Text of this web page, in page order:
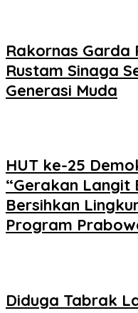
Rakornas Garda
Rustam Sinaga
Generasi Muda
HUT ke-25
“Gerakan Langit
Bersihkan
Program
Diduga Tabrak